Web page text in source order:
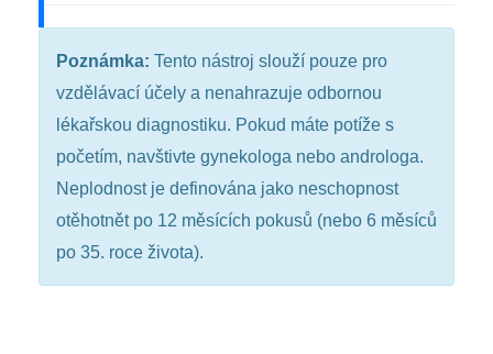
Poznámka: Tento nástroj slouží pouze pro
vzdělávací účely a nenahrazuje odbornou
lékařskou diagnostiku. Pokud máte potíže s
početím, navštivte gynekologa nebo androloga.
Neplodnost je definována jako neschopnost
otěhotnět po 12 měsících pokusů (nebo 6 měsíců
po 35. roce života).